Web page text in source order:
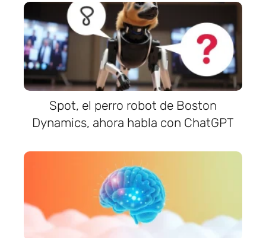
Spot, el perro robot de Boston
Dynamics, ahora habla con ChatGPT